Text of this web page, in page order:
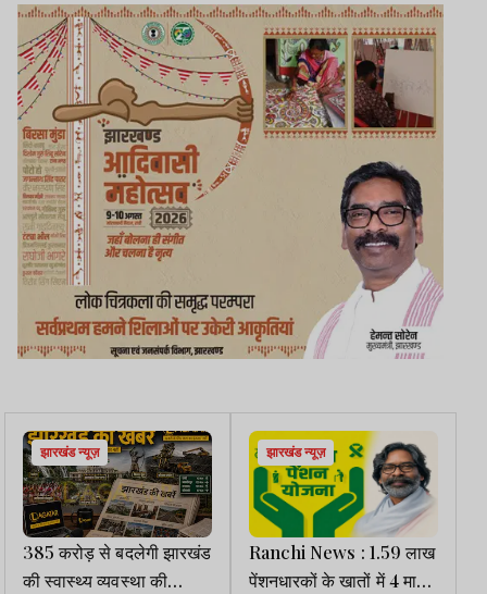
झारखंड न्यूज़
385 करोड़ से बदलेगी झारखंड
की स्वास्थ्य व्यवस्था की
झारखंड न्यूज़
Ranchi News : 1.59 लाख
पेंशनधारकों के खातों में 4 माह